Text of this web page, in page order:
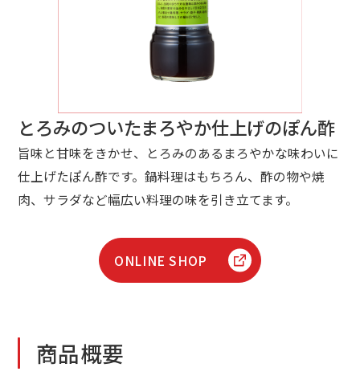
とろみのついたまろやか仕上げのぽん酢
旨味と甘味をきかせ、とろみのあるまろやかな味わいに
仕上げたぽん酢です。鍋料理はもちろん、酢の物や焼
肉、サラダなど幅広い料理の味を引き立てます。
ONLINE SHOP
商品概要